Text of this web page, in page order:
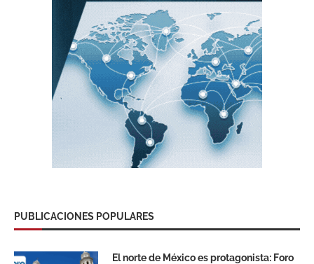
PUBLICACIONES POPULARES
El norte de México es protagonista: Foro